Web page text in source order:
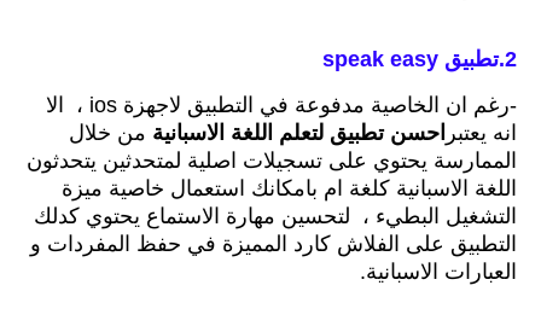
2. تطبيق speak easy
-رغم ان الخاصية مدفوعة في التطبيق لاجهزة ios ،
الا
انه يعتبر احسن تطبيق لتعلم اللغة الاسبانية من خلال
الممارسة يحتوي على تسجيلات اصلية لمتحدثين يتحدثون
اللغة الاسبانية كلغة ام بامكانك استعمال خاصية ميزة
التشغيل البطيء ،
لتحسين مهارة الاستماع يحتوي كدلك
التطبيق على الفلاش كارد المميزة في حفظ المفردات و
العبارات الاسبانية.